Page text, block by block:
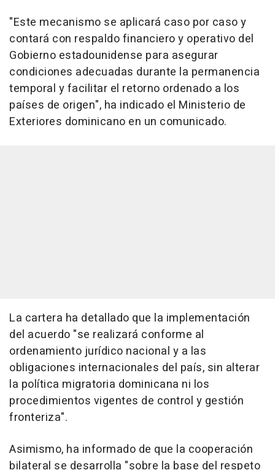
"Este mecanismo se aplicará caso por caso y
contará con respaldo financiero y operativo del
Gobierno estadounidense para asegurar
condiciones adecuadas durante la permanencia
temporal y facilitar el retorno ordenado a los
países de origen", ha indicado el Ministerio de
Exteriores dominicano en un comunicado.
La cartera ha detallado que la implementación
del acuerdo "se realizará conforme al
ordenamiento jurídico nacional y a las
obligaciones internacionales del país, sin alterar
la política migratoria dominicana ni los
procedimientos vigentes de control y gestión
fronteriza".
Asimismo, ha informado de que la cooperación
bilateral se desarrolla "sobre la base del respeto